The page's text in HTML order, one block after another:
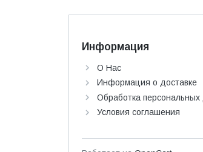
Информация
О Нас
Информация о доставке
Обработка
Условия соглашения